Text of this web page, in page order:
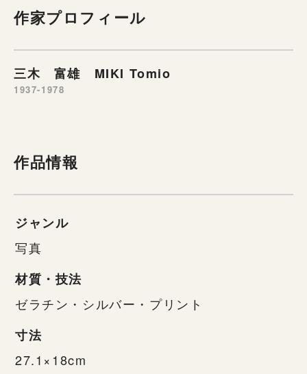
作家プロフィール
三木 富雄 MIKI Tomio
1937-1978
作品情報
ジャンル
写真
材質・技法
ゼラチン・シルバー・プリント
寸法
27.1×18cm